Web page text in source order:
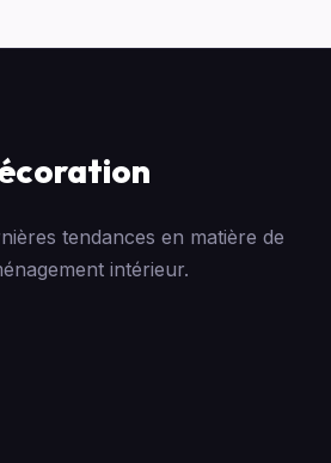
tendances en matière de
intérieur.